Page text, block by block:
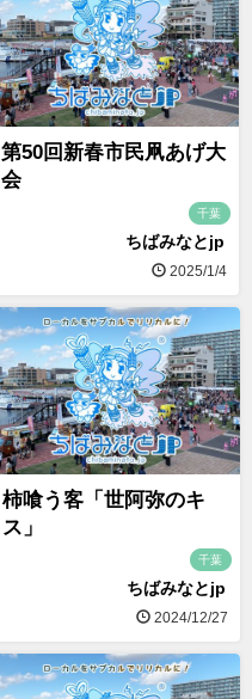
第50回新春市民凧あげ大
会
千葉
ちばみなとjp
2025/1/4
柿喰う客「世阿弥のキ
ス」
千葉
ちばみなとjp
2024/12/27